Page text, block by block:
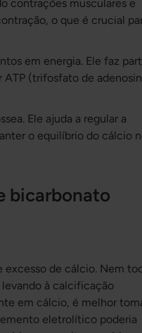
contrações musculares e
o que é crucial
em energia. Ele faz
ATP (trifosfato de
Ele ajuda a regular a
o equilíbrio do cálcio
bicarbonato
excesso de cálcio. Nem
à calcificação
em cálcio, é melhor
eletrolítico poderia